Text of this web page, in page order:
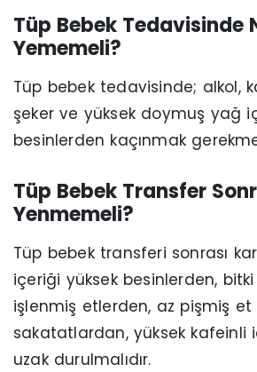
Tüp Bebek Tedavisinde
Yememeli?
Tüp bebek tedavisinde; alkol,
şeker ve yüksek doymuş yağ
besinlerden kaçınmak
Tüp Bebek Transfer
Yenmemeli?
Tüp bebek transferi sonrası
içeriği yüksek besinlerden,
işlenmiş etlerden, az pişmiş et
sakatatlardan, yüksek kafeinli
uzak durulmalıdır.